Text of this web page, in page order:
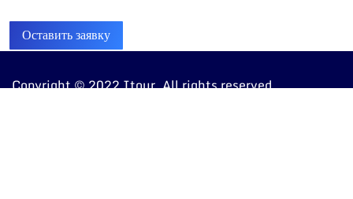
Оставить заявку
Copyright © 2022 Itour. All rights reserved